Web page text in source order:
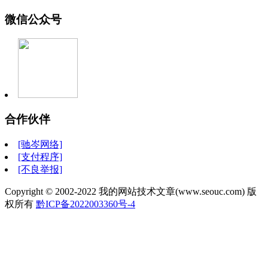
微信公众号
合作伙伴
[驰岑网络]
[支付程序]
[不良举报]
Copyright © 2002-2022 我的网站技术文章(www.seouc.com) 版
权所有 黔ICP备2022003360号-4